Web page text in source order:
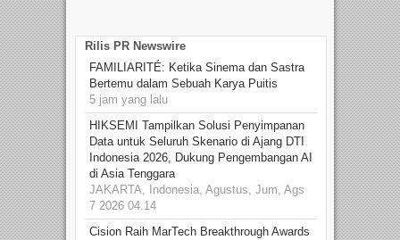
Rilis PR Newswire
FAMILIARITÉ: Ketika Sinema dan Sastra
Bertemu dalam Sebuah Karya Puitis
5 jam yang lalu
HIKSEMI Tampilkan Solusi Penyimpanan
Data untuk Seluruh Skenario di Ajang DTI
Indonesia 2026, Dukung Pengembangan AI
di Asia Tenggara
JAKARTA, Indonesia, Agustus, Jum, Ags
7 2026 04.14
Cision Raih MarTech Breakthrough Awards